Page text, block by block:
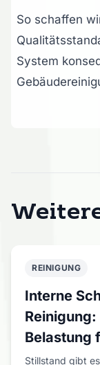
So schaffen
System
REINIGUNG
Interne
Belastung
Stillstand gibt